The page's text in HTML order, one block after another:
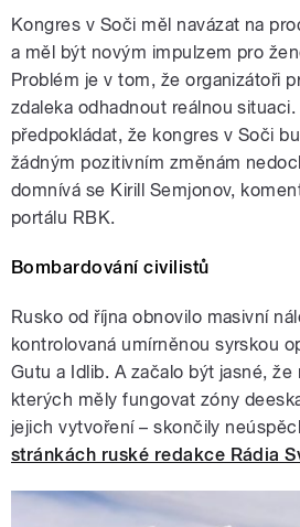
Kongres v Soči měl navázat na
a měl být novým impulzem pro
Problém je v tom, že organizátoři
zdaleka odhadnout reálnou
předpokládat, že kongres v Soči
žádným pozitivním změnám
domnívá se Kirill Semjonov,
portálu RBK.
Bombardování civilistů
Rusko od října obnovilo masivní
kontrolovaná umírněnou syrskou
Gutu a Idlib. A začalo být jasné,
kterých měly fungovat zóny
jejich vytvoření – skončily
stránkách ruské redakce Rádia